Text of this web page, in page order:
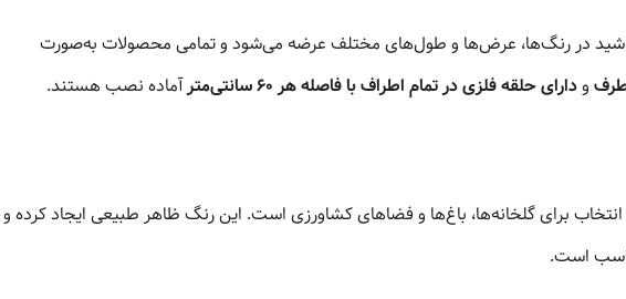
شید در رنگ‌ها، عرض‌ها و طول‌های مختلف عرضه می‌شود و تمامی محصولات به‌صورت
طرف ودارای حلقه فلزی در تمام اطراف با فاصله هر ۶۰ سانتی‌متر آماده نصب هستند.
برای گلخانه‌ها، باغ‌ها و فضاهای کشاورزی است. این رنگ ظاهر طبیعی ایجاد کرده و
است.